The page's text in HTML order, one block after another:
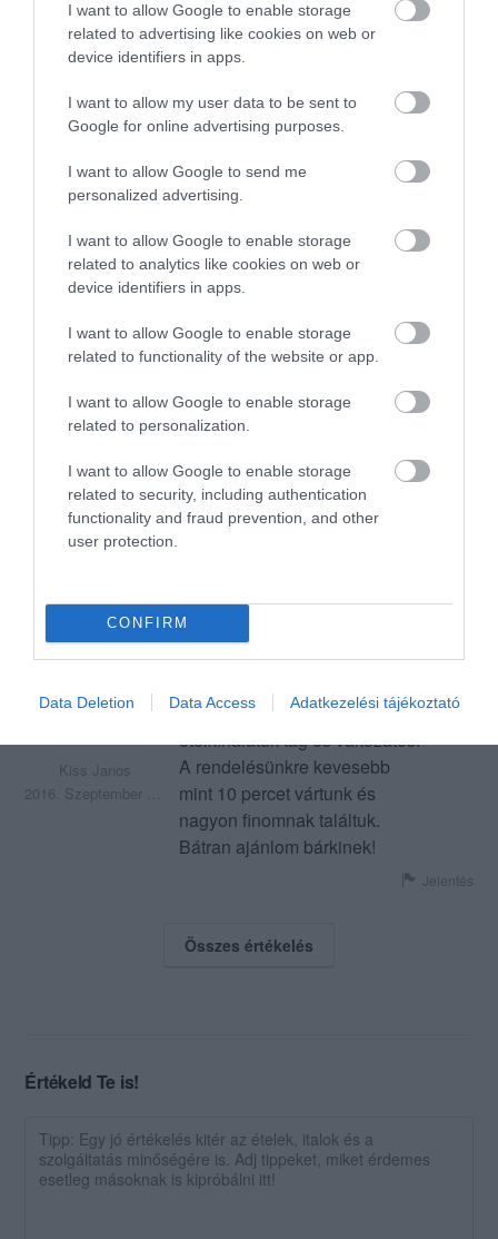
I want to allow Google to enable storage
related to advertising like cookies on web or
device identifiers in apps.
I want to allow my user data to be sent to
Google for online advertising purposes.
I want to allow Google to send me
personalized advertising.
I want to allow Google to enable storage
related to analytics like cookies on web or
device identifiers in apps.
I want to allow Google to enable storage
related to functionality of the website or app.
I want to allow Google to enable storage
related to personalization.
I want to allow Google to enable storage
related to security, including authentication
functionality and fraud prevention, and other
user protection.
CONFIRM
Data Deletion Data Access Adatkezelési tájékoztató
Varga Viktória
2019. Augusztus 5.
Jelentés
2018. Szeptember 17.
kiszolgálás, az ételek ha
lehetne 10 pontot is adnánk.
Visszajövünk, ahogy már sok
éve.
2017. Március 15.
kiszolgálás , az ételekre nem
kell sokat várni és látszik,
hogy friss az alapanyag. Bő a
kínálat. Személyzet kedves és
segítőkész, semmire nem
Kiss Janos
2016. Szeptember 14.
kedves és segítőkész. Az
ételkínálatuk tág és változatos.
A rendelésünkre kevesebb
mint 10 percet vártunk és
nagyon finomnak találtuk.
Bátran ajánlom bárkinek!
Jelentés
Összes értékelés
Értékeld Te is!